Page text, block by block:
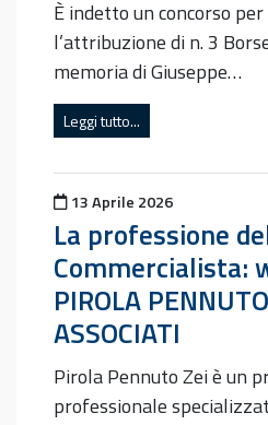
È indetto un concorso
l’attribuzione di n. 3
memoria di Giuseppe…
Leggi tutto...
Pubblicato il
13 Aprile 2026
La professione
Commercialista:
PIROLA
ASSOCIATI
Pirola Pennuto Zei è un
professionale